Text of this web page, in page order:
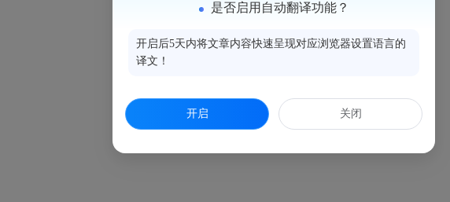
是否启用自动翻译功能？
开启后5天内将文章内容快速呈现对应浏览器设置语言的
译文！
开启 关闭